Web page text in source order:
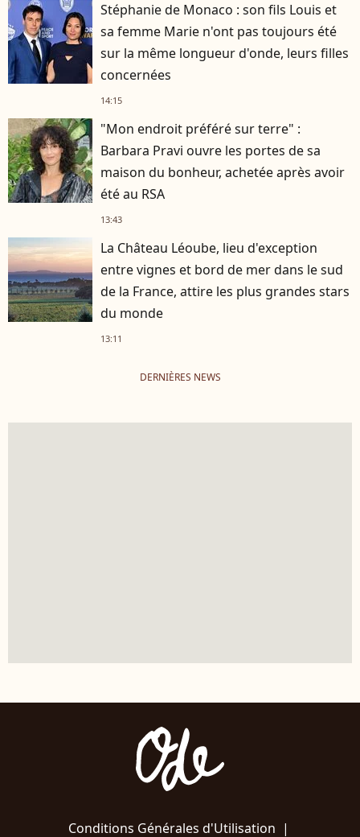
Stéphanie de Monaco : son fils Louis et
sa femme Marie n'ont pas toujours été
sur la même longueur d'onde, leurs filles
concernées
14:15
"Mon endroit préféré sur terre" :
Barbara Pravi ouvre les portes de sa
maison du bonheur, achetée après avoir
été au RSA
13:43
La Château Léoube, lieu d'exception
entre vignes et bord de mer dans le sud
de la France, attire les plus grandes stars
du monde
13:11
DERNIÈRES NEWS
Conditions Générales d'Utilisation |